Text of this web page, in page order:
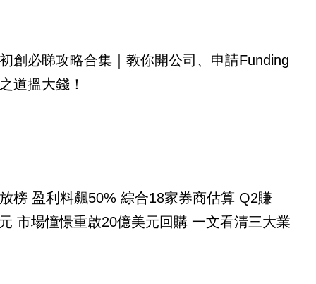
創必睇攻略合集｜教你開公司、申請Funding
道搵大錢！
榜 盈利料飆50% 綜合18家券商估算 Q2賺
市場憧憬重啟20億美元回購 一文看清三大業